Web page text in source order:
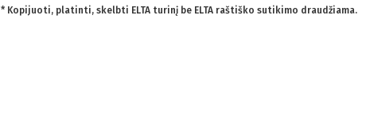
* Kopijuoti, platinti, skelbti ELTA turinį be ELTA raštiško sutikimo draudžiama.